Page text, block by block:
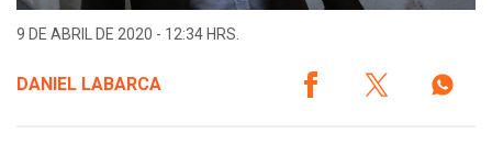
9 DE ABRIL DE 2020 - 12:34 HRS.
DANIEL LABARCA